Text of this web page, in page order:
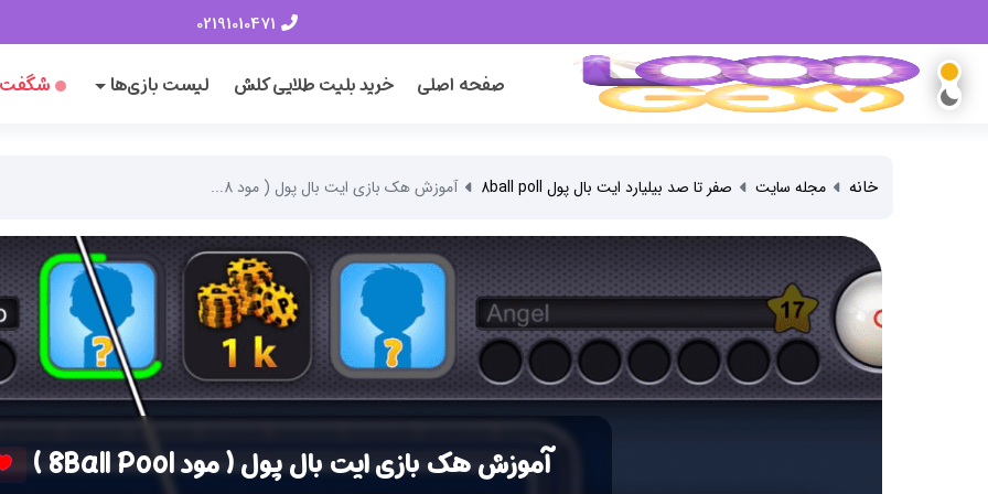
صفحه اصلی خرید بلیت طلایی کلش لیست بازی‌ها
خانه مجله سایت صفر تا صد بیلیارد ایت بال پول 8ball poll آموزش هک بازی ایت بال پول ( مود 8...
آموزش هک بازی ایت بال پول ( مود 8Ball Pool )